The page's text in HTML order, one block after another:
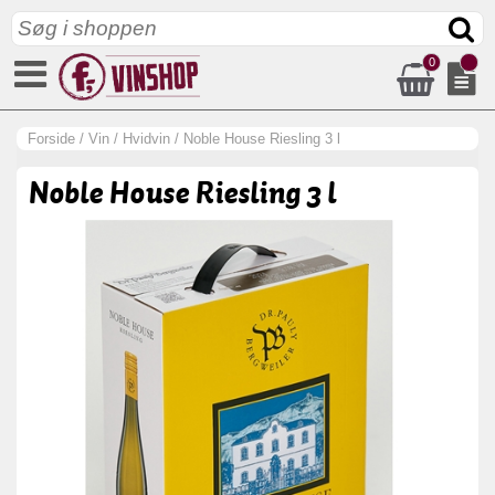
0
Forside / Vin / Hvidvin / Noble House Riesling 3 l
Noble House Riesling 3 l